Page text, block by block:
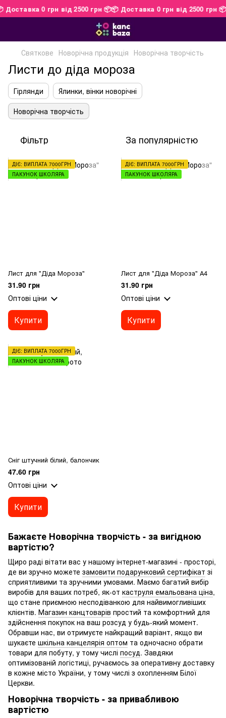
Доставка 0 грн від 2500 грн 📦📦 Доставка 0 грн від 2500 грн
Святкове Новорічна продукція Новорічна творчість
Листи до діда мороза
Гірлянди
Ялинки, вінки новорічні
Новорічна творчість
Фільтр За популярністю
ДІЄ: ВИПЛАТА 7000ГРН
ПАКУНОК ШКОЛЯРА
Лист для "Діда Мороза"
31.90 грн
Оптові ціни
Купити
ДІЄ: ВИПЛАТА 7000ГРН
ПАКУНОК ШКОЛЯРА
Лист для "Діда Мороза" А4
31.90 грн
Оптові ціни
Купити
ДІЄ: ВИПЛАТА 7000ГРН
ПАКУНОК ШКОЛЯРА
Сніг штучний білий, балончик
47.60 грн
Оптові ціни
Купити
Бажаєте Новорічна творчість - за вигідною
вартістю?
Щиро раді вітати вас у нашому інтернет-магазині - просторі,
де ви зручно можете замовити подарунковий сертифікат зі
сприятливими та зручними умовами. Маємо багатий вибір
виробів для ваших потреб, як-от каструля емальована ціна,
що стане приємною несподіванкою для найвимогливіших
клієнтів. Магазин канцтоварів простий та комфортний для
здійснення покупок на ваш розсуд у будь-який момент.
Обравши нас, ви отримуєте найкращий варіант, якщо ви
шукаєте шкільна канцелярія оптом та одночасно обрати
товари для побуту, у тому числі посуд. Завдяки
оптимізованій логістиці, ручaємось за оперативну доставку
в кожне місто України, у тому числі з охопленням Білої
Церкви.
Новорічна творчість - за привабливою
вартістю